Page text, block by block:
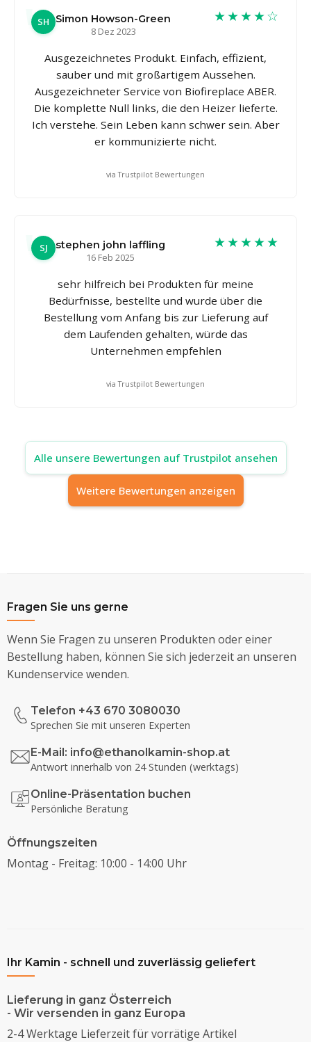
SH Simon Howson-Green
8 Dez 2023
★★★★☆
Ausgezeichnetes Produkt. Einfach, effizient,
sauber und mit großartigem Aussehen.
Ausgezeichneter Service von Biofireplace ABER.
Die komplette Null links, die den Heizer lieferte.
Ich verstehe. Sein Leben kann schwer sein. Aber
er kommunizierte nicht.
via Trustpilot Bewertungen
SJ
stephen john laffling
16 Feb 2025
★★★★★
sehr hilfreich bei Produkten für meine
Bedürfnisse, bestellte und wurde über die
Bestellung vom Anfang bis zur Lieferung auf
dem Laufenden gehalten, würde das
Unternehmen empfehlen
via Trustpilot Bewertungen
Alle unsere Bewertungen auf Trustpilot ansehen
Weitere Bewertungen anzeigen
Fragen Sie uns gerne
Wenn Sie Fragen zu unseren Produkten oder einer
Bestellung haben, können Sie sich jederzeit an unseren
Kundenservice wenden.
Telefon +43 670 3080030
Sprechen Sie mit unseren Experten
E-Mail: info@ethanolkamin-shop.at
Antwort innerhalb von 24 Stunden (werktags)
Online-Präsentation buchen
Persönliche Beratung
Öffnungszeiten
Montag - Freitag: 10:00 - 14:00 Uhr
Ihr Kamin - schnell und zuverlässig geliefert
Lieferung in ganz Österreich
- Wir versenden in ganz Europa
2-4 Werktage Lieferzeit für vorrätige Artikel